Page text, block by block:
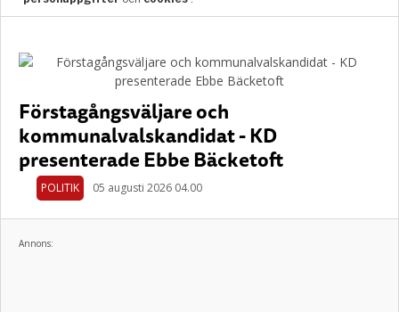
Förstagångsväljare och
kommunalvalskandidat - KD
presenterade Ebbe Bäcketoft
POLITIK 05 augusti 2026 04.00
Annons: